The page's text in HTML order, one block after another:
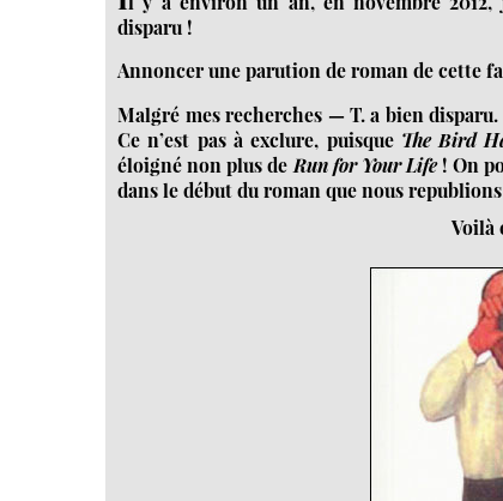
disparu !
Annoncer une parution de roman de cette
Malgré mes recherches — T. a bien
Ce n’est pas à exclure, puisque The Bird
éloigné non plus de Run for Your Life! On
dans le début du roman que nous
Voilà